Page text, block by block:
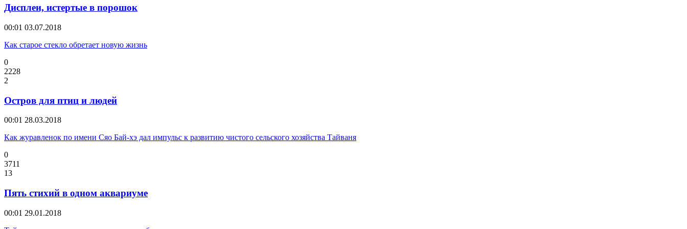
Дисплеи, истертые в порошок
00:01 03.07.2018
Как старое стекло обретает новую жизнь
0
2228
2
Остров для птиц и людей
00:01 28.03.2018
Как журавленок по имени Сяо Бай-хэ дал импульс к развитию чистого сельского хозяйства Тайваня
0
3711
13
Пять стихий в одном аквариуме
00:01 29.01.2018